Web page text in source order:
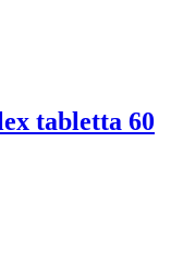
tabletta 60